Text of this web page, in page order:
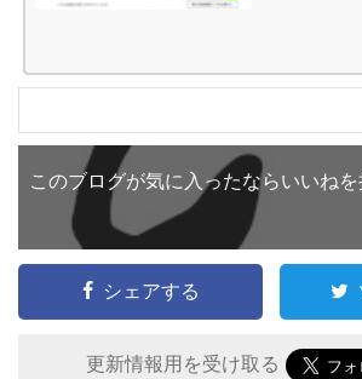
このブログが気に入ったならいいねを
シェアする
更新情報用を受け取る